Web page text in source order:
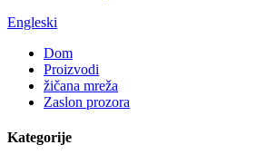
Engleski
Dom
Proizvodi
žičana mreža
Zaslon prozora
Kategorije